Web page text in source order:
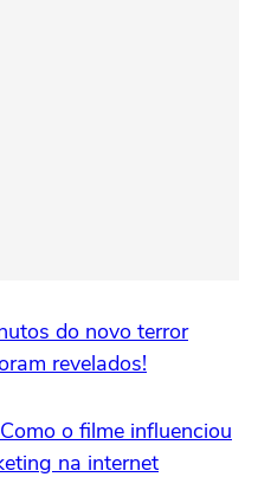
do novo terror
revelados!
o filme influenciou
na internet